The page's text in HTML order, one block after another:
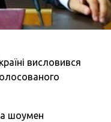
висловився
шоумен